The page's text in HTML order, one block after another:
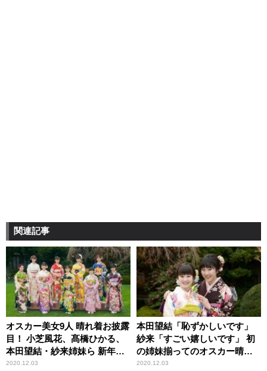
関連記事
オスカー美女9人 晴れ着お披露
目！ 小芝風花、髙橋ひかる、
本田望結・紗来姉妹ら 新年に
向けた思いを願う
2020.12.03
本田望結「恥ずかしいです」
紗来「すごい嬉しいです」 初
の姉妹揃ってのオスカー晴れ
着お披露目参加
2020.12.03